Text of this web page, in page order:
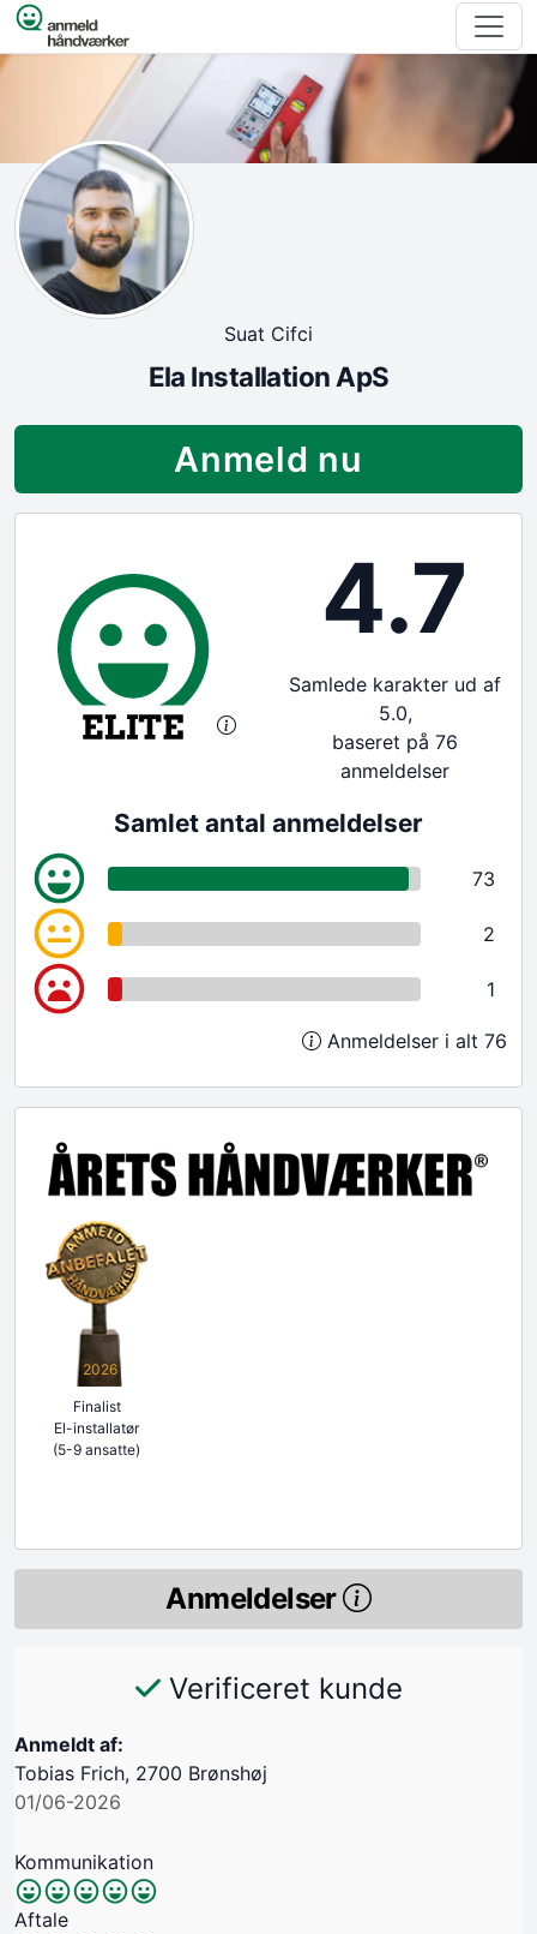
Spring til indhold
Suat Cifci
Ela Installation ApS
Anmeld nu
4.7
Samlede karakter ud af
5.0,
baseret på 76
anmeldelser
Samlet antal anmeldelser
73
2
1
Anmeldelser i alt 76
2026
Finalist
El-installatør
(5-9 ansatte)
Anmeldelser
Verificeret kunde
Anmeldt af:
Tobias Frich, 2700 Brønshøj
01/06-2026
Kommunikation
Aftale